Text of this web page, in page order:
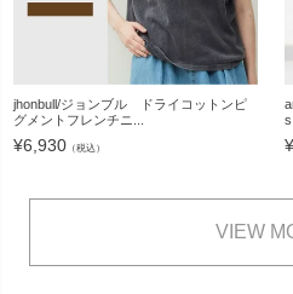
jhonbull/ジョンブル ドライコットンピ
グメントフレンチニ...
¥6,930 （税込） ¥
VIEW